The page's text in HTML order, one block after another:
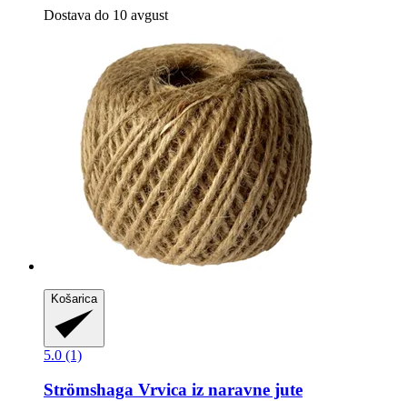
Dostava do 10 avgust
Košarica
5.0 (1)
Strömshaga Vrvica iz naravne jute